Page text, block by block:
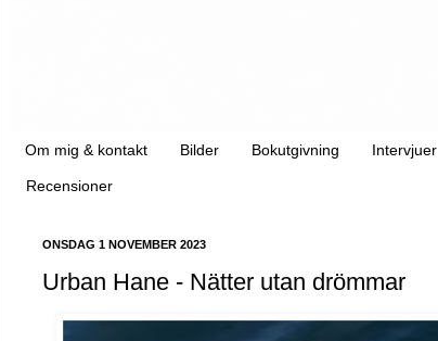
Om mig & kontakt Bilder Bokutgivning Intervjuer
Recensioner
ONSDAG 1 NOVEMBER 2023
Urban Hane - Nätter utan drömmar